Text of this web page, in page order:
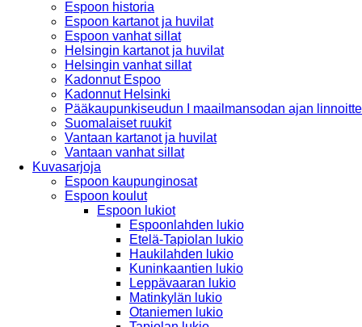
Espoon historia
Espoon kartanot ja huvilat
Espoon vanhat sillat
Helsingin kartanot ja huvilat
Helsingin vanhat sillat
Kadonnut Espoo
Kadonnut Helsinki
Pääkaupunkiseudun I maailmansodan ajan
Suomalaiset ruukit
Vantaan kartanot ja huvilat
Vantaan vanhat sillat
Kuvasarjoja
Espoon kaupunginosat
Espoon koulut
Espoon lukiot
Espoonlahden lukio
Etelä-Tapiolan lukio
Haukilahden lukio
Kuninkaantien lukio
Leppävaaran lukio
Matinkylän lukio
Otaniemen lukio